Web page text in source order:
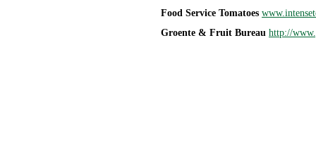
Food Service Tomatoes
Groente & Fruit Bureau http://